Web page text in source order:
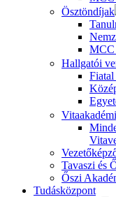
Ösztöndíjak
MCC
Hallgatói
Fiatal
Tavaszi és
Őszi
Tudásközpont